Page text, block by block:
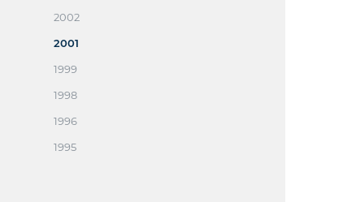
2002
2001
1999
1998
1996
1995